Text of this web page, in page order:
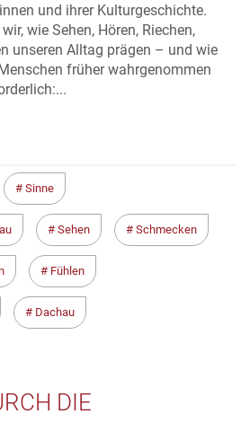
und ihrer Kulturgeschichte.
wie Sehen, Hören, Riechen,
unseren Alltag prägen – und wie
früher wahrgenommen
Sinne
Sehen Schmecken
Fühlen
Dachau
DIE